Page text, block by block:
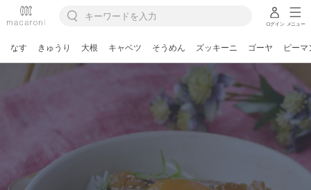
ログイン メニュー
なす きゅうり 大根 キャベツ そうめん ズッキーニ ゴーヤ ピーマ